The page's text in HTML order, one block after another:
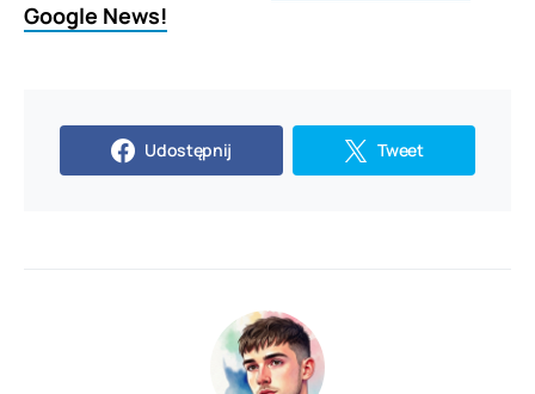
Google News!
Udostępnij Tweet